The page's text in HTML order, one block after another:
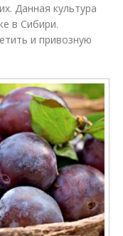
Данная культура
в Сибири.
и привозную